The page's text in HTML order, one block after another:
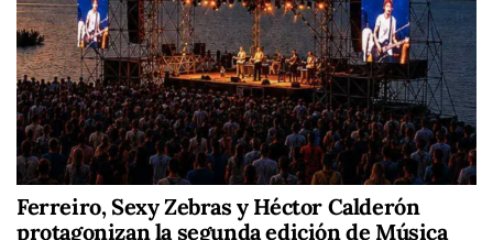
Ferreiro, Sexy Zebras y Héctor Calderón
protagonizan la segunda edición de Música